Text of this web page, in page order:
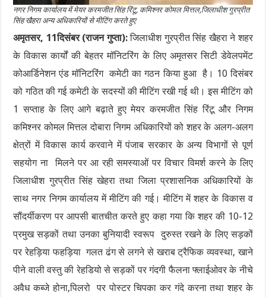
नगर निगम कार्यालय में मेयर करमजीत सिंह रिंटू, कमिश्नर कोमल मित्तल,जिलाधीश गुरप्रीत
सिंह खैहरा अन्य अधिकारियों से मीटिंग करते हुए
अमृतसर, 11दिसंबर (राजन गुप्ता):जिलाधीश गुरप्रीत सिंह खैहरा ने शहर
के विकास कार्यों की बेहतर मॉनिटरिंग के लिए अमृतसर सिटी डेवेलपमेंट
कोआर्डिनेशन एंड मॉनिटरिंग कमेटी का गठन किया हुआ है। 10 दिसंबर
को गठित की गई कमेटी के सदस्यों की मीटिंग रखी गई थी। इस मीटिंग को
1 सप्ताह के लिए आगे बढ़ाते हुए मेयर करमजीत सिंह रिंटू और निगम
कमिश्नर कोमल मित्तल दोबारा निगम अधिकारियों को शहर के अलग-अलग
क्षेत्रों में विकास कार्य करवाने में पंजाब सरकार के अन्य विभागों से पूर्ण
सहयोग ना मिलने पर आ रही समस्याओं पर विचार विमर्श करने के लिए
जिलाधीश गुरप्रीत सिंह खेहरा तथा जिला प्रशासनिक अधिकारियों के
साथ नगर निगम कार्यालय में मीटिंग की गई। मीटिंग में शहर के विकास व
सौंदर्यीकरण पर आपसी बातचीत करते हुए कहा गया कि शहर की 10-12
प्रमुख सड़कों तथा उनका बुनियादी स्वरूप दुरुस्त रखने के लिए सड़कों
पर रेहड़िया फहड़िया गलत ढंग से लगने से खराब ट्रैफिक व्यवस्था, खाने
पीने वाली वस्तु की रेहडियो से सड़कों पर गंदगी फैलना फ्लाईओवर के नीचे
अवैध कब्जे होना,पिलरो पर पोस्टर चिपका कर गंदे करना तथा शहर के